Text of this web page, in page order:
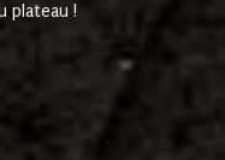
plateau !